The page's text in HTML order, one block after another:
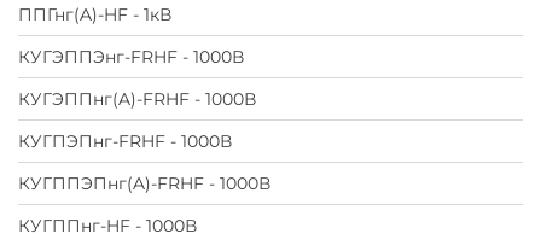
ППГнг(A)-HF - 1кВ
КУГЭППЭнг-FRHF - 1000В
КУГЭППнг(A)-FRHF - 1000В
КУГПЭПнг-FRHF - 1000В
КУГППЭПнг(A)-FRHF - 1000В
КУГППнг-HF - 1000В